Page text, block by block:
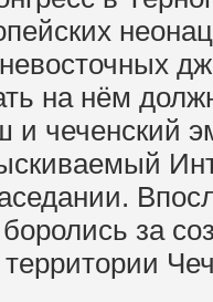
на нём
и чеченский
за